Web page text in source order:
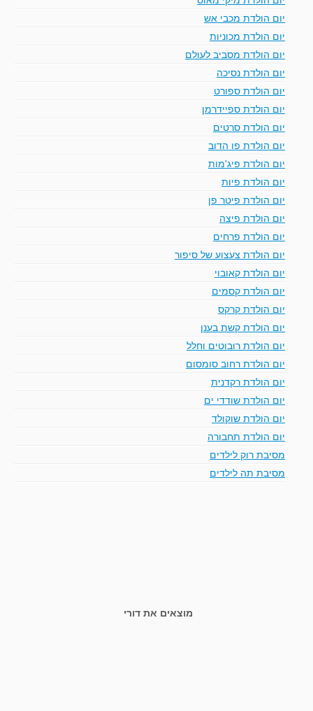
יום הולדת מכבי אש
יום הולדת מכוניות
יום הולדת מסביב לעולם
יום הולדת נסיכה
יום הולדת ספורט
יום הולדת ספיידרמן
יום הולדת סרטים
יום הולדת פו הדוב
יום הולדת פיג'מות
יום הולדת פיות
יום הולדת פיטר פן
יום הולדת פיצה
יום הולדת פרחים
יום הולדת צעצוע של סיפור
יום הולדת קאובוי
יום הולדת קסמים
יום הולדת קרקס
יום הולדת קשת בענן
יום הולדת רובוטים וחלל
יום הולדת רחוב סומסום
יום הולדת רקדנית
יום הולדת שודדי ים
יום הולדת שוקולד
יום הולדת תחבורה
מסיבת רוק לילדים
מסיבת תה לילדים
מוצאים את דורי